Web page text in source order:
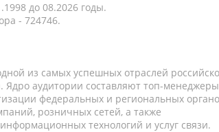
до 08.2026 годы.
- 724746.
из самых успешных отраслей
аудитории составляют топ-
федеральных и региональных
розничных сетей, а также
технологий и услуг связи.